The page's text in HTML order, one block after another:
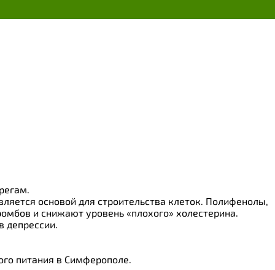
основой для строительства клеток. Полифенолы,
и снижают уровень «плохого» холестерина.
депрессии.
питания в Симферополе.